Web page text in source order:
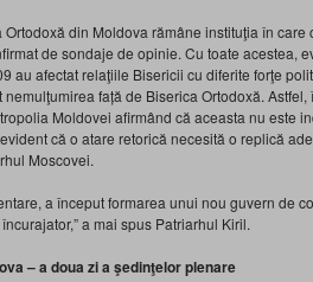
Ortodoxă din Moldova rămâne instituţia în
de sondaje de opinie. Cu toate acestea,
au afectat relaţiile Bisericii cu diferite forţe
față de Biserica Ortodoxă.
Moldovei afirmând că aceasta nu este
că o atare retorică necesită o replică
Moscovei.
a început formarea unui nou guvern de
a mai spus Patriarhul Kiril.
– a doua zi a şedinţelor plenare